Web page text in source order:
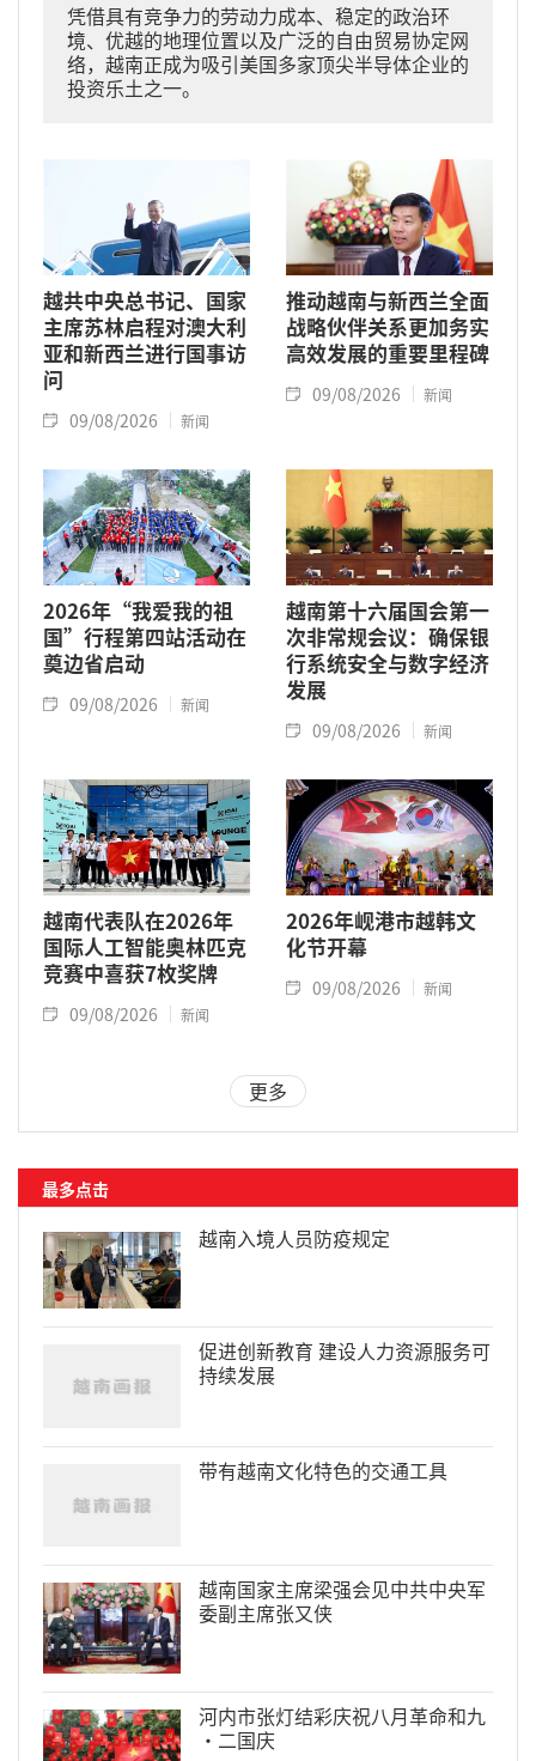
凭借具有竞争力的劳动力成本、稳定的政治环
境、优越的地理位置以及广泛的自由贸易协定网
络，越南正成为吸引美国多家顶尖半导体企业的
投资乐土之一。
越共中央总书记、国家
主席苏林启程对澳大利
亚和新西兰进行国事访
问
09/08/2026 新闻
推动越南与新西兰全面
战略伙伴关系更加务实
高效发展的重要里程碑
09/08/2026 新闻
2026年“我爱我的祖
国”行程第四站活动在
奠边省启动
09/08/2026 新闻
越南第十六届国会第一
次非常规会议：确保银
行系统安全与数字经济
发展
09/08/2026 新闻
越南代表队在2026年
国际人工智能奥林匹克
竞赛中喜获7枚奖牌
09/08/2026 新闻
2026年岘港市越韩文
化节开幕
09/08/2026 新闻
更多
最多点击
越南入境人员防疫规定
促进创新教育 建设人力资源服务可
持续发展
带有越南文化特色的交通工具
越南国家主席梁强会见中共中央军
委副主席张又侠
河内市张灯结彩庆祝八月革命和九
·二国庆